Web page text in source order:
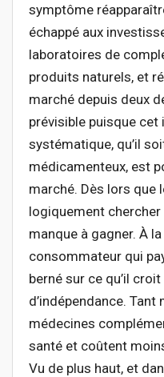
symptôme
échappé aux
laboratoires de
produits naturels, et
marché depuis deux
prévisible puisque
systématique, qu’il
médicamenteux, est
marché. Dès lors que
logiquement
manque à gagner. À
consommateur qui
berné sur ce qu’il
d’indépendance.
médecines
santé et coûtent
Vu de plus haut, et